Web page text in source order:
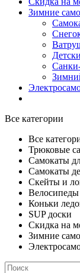
Зимние
Все категории
Все
Трюковые
Самокаты
Самокаты
Cкейты и
Велосипеды
Коньки
SUP доски
Скидка на
Зимние